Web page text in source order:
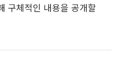
구체적인 내용을 공개할